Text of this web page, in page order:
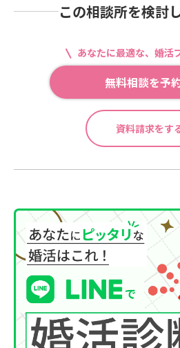
この相談所を検討
あなたに最適な、婚活
無料相談を予
資料請求をす